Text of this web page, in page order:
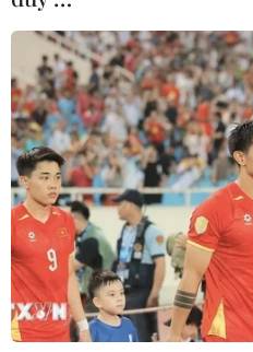
đảo nghỉ dưỡng này vào